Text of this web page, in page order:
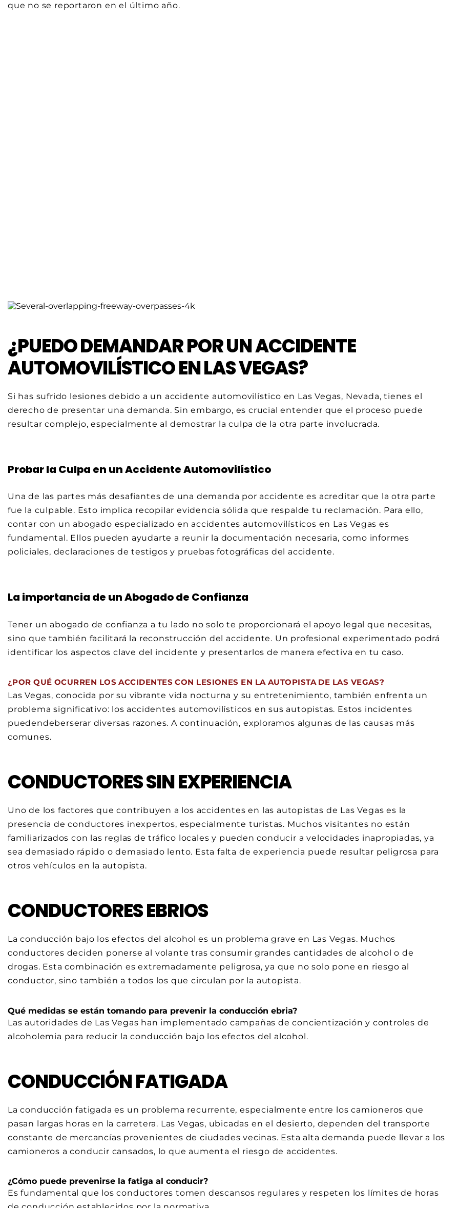
que no se reportaron en el último año.
¿PUEDO DEMANDAR POR UN ACCIDENTE
AUTOMOVILÍSTICO EN LAS VEGAS?
Si has sufrido lesiones debido a un accidente automovilístico en Las Vegas, Nevada, tienes el
derecho de presentar una demanda. Sin embargo, es crucial entender que el proceso puede
resultar complejo, especialmente al demostrar la culpa de la otra parte involucrada.
Probar la Culpa en un Accidente Automovilístico
Una de las partes más desafiantes de una demanda por accidente es acreditar que la otra parte
fue la culpable. Esto implica recopilar evidencia sólida que respalde tu reclamación. Para ello,
contar con un abogado especializado en accidentes automovilísticos en Las Vegas es
fundamental. Ellos pueden ayudarte a reunir la documentación necesaria, como informes
policiales, declaraciones de testigos y pruebas fotográficas del accidente.
La importancia de un Abogado de Confianza
Tener un abogado de confianza a tu lado no solo te proporcionará el apoyo legal que necesitas,
sino que también facilitará la reconstrucción del accidente. Un profesional experimentado podrá
identificar los aspectos clave del incidente y presentarlos de manera efectiva en tu caso.
¿POR QUÉ OCURREN LOS ACCIDENTES CON LESIONES EN LA AUTOPISTA DE LAS VEGAS?
Las Vegas, conocida por su vibrante vida nocturna y su entretenimiento, también enfrenta un
problema significativo: los accidentes automovilísticos en sus autopistas. Estos incidentes
puedendeberserar diversas razones. A continuación, exploramos algunas de las causas más
comunes.
CONDUCTORES SIN EXPERIENCIA
Uno de los factores que contribuyen a los accidentes en las autopistas de Las Vegas es la
presencia de conductores inexpertos, especialmente turistas. Muchos visitantes no están
familiarizados con las reglas de tráfico locales y pueden conducir a velocidades inapropiadas, ya
sea demasiado rápido o demasiado lento. Esta falta de experiencia puede resultar peligrosa para
otros vehículos en la autopista.
CONDUCTORES EBRIOS
La conducción bajo los efectos del alcohol es un problema grave en Las Vegas. Muchos
conductores deciden ponerse al volante tras consumir grandes cantidades de alcohol o de
drogas. Esta combinación es extremadamente peligrosa, ya que no solo pone en riesgo al
conductor, sino también a todos los que circulan por la autopista.
Qué medidas se están tomando para prevenir la conducción ebria?
Las autoridades de Las Vegas han implementado campañas de concientización y controles de
alcoholemia para reducir la conducción bajo los efectos del alcohol.
CONDUCCIÓN FATIGADA
La conducción fatigada es un problema recurrente, especialmente entre los camioneros que
pasan largas horas en la carretera. Las Vegas, ubicadas en el desierto, dependen del transporte
constante de mercancías provenientes de ciudades vecinas. Esta alta demanda puede llevar a los
camioneros a conducir cansados, lo que aumenta el riesgo de accidentes.
¿Cómo puede prevenirse la fatiga al conducir?
Es fundamental que los conductores tomen descansos regulares y respeten los límites de horas